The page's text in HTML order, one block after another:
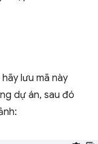
lưu mã này
dự án, sau đó